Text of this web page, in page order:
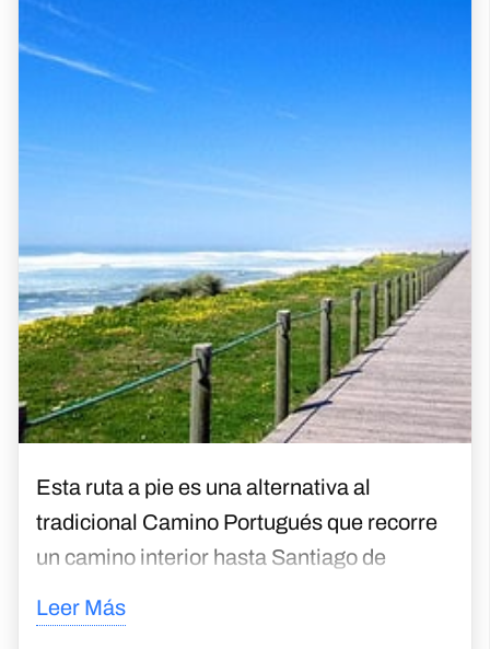
Esta ruta a pie es una alternativa al
tradicional Camino Portugués que recorre
un camino interior hasta Santiago de
nombre indica, te lleva por la costa del
Leer Más